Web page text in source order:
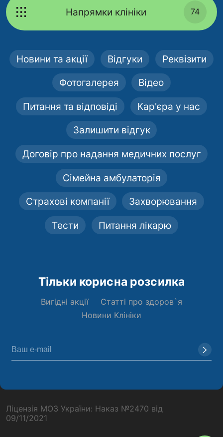
Напрямки клініки 74
Новини та акції Відгуки Реквізити
Фотогалерея Відео
Питання та відповіді Кар'єра у нас
Залишити відгук
Договір про надання медичних послуг
Сімейна амбулаторія
Страхові компанії Захворювання
Тести Питання лікарю
Тільки корисна розсилка
Вигідні акції
Статті про здоров`я
Новини Клініки
Ліцензія МОЗ України: Наказ №2470 від
09/11/2021